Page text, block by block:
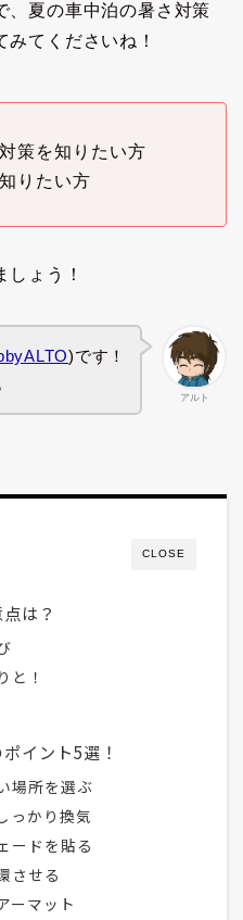
、夏の車中泊の暑さ対策
てくださいね！
策を知りたい方
りたい方
ょう！
アルト
)です！
CLOSE
は？
と！
イント5選！
場所を選ぶ
っかり換気
ードを貼る
させる
ーマット